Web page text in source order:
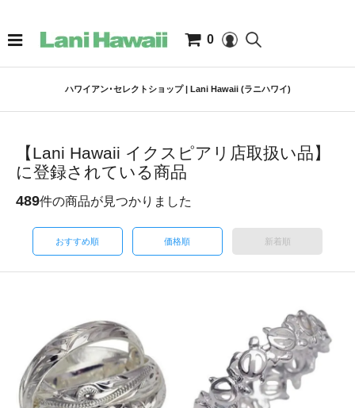
0
ハワイアン･セレクトショップ | Lani Hawaii (ラニハワイ)
【Lani Hawaii イクスピアリ店取扱い品】
に登録されている商品
489件の商品が見つかりました
おすすめ順 価格順 新着順